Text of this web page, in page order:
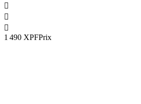



1 490 XPFPrix